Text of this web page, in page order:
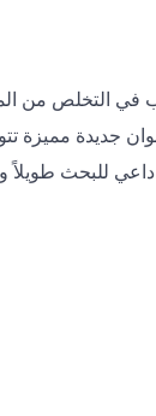
التخلص من
جديدة مميزة
داعي للبحث